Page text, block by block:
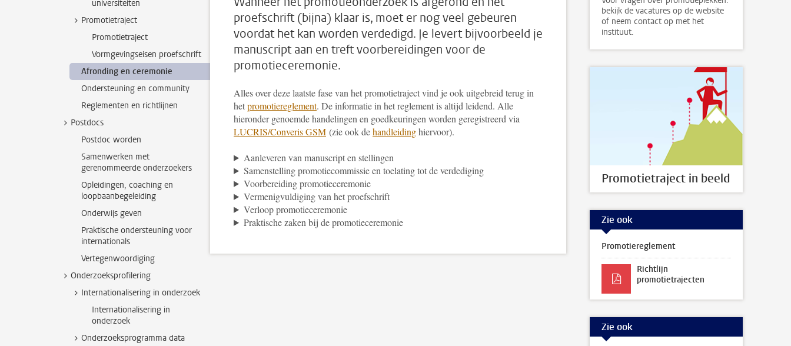
universiteiten
Promotietraject
Promotietraject
Vormgevingseisen proefschrift
Afronding en ceremonie
Ondersteuning en community
Reglementen en richtlijnen
Postdocs
Postdoc worden
Samenwerken met
gerenommeerde onderzoekers
Opleidingen, coaching en
loopbaanbegeleiding
Onderwijs geven
Praktische ondersteuning voor
internationals
Vertegenwoordiging
Onderzoeksprofilering
Internationalisering in onderzoek
Internationalisering in
onderzoek
Onderzoeksprogramma data
proefschrift (bijna) klaar is, moet er nog veel gebeuren
voordat het kan worden verdedigd. Je levert bijvoorbeeld je
manuscript aan en treft voorbereidingen voor de
promotieceremonie.
Alles over deze laatste fase van het promotietraject vind je ook uitgebreid terug in
hetpromotiereglement. De informatie in het reglement is altijd leidend. Alle
hieronder genoemde handelingen en goedkeuringen worden geregistreerd via
LUCRIS/Converis GSM (zie ook dehandleidinghiervoor).
Aanleveren van manuscript en stellingen
Samenstelling promotiecommissie en toelating tot de verdediging
Voorbereiding promotieceremonie
Vermenigvuldiging van het proefschrift
Verloop promotieceremonie
Praktische zaken bij de promotieceremonie
bekijk de vacatures op de website
of neem contact op met het
instituut.
Promotietraject in beeld
Zie ook
Promotiereglement
Richtlijn
promotietrajecten
Zie ook